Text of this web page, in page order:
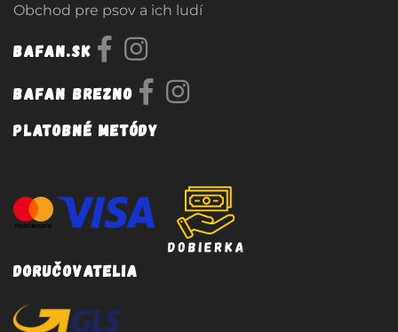
Obchod pre psov a ich ludí
Bafan.sk
Bafan Brezno
Platobné metódy
Doručovatelia